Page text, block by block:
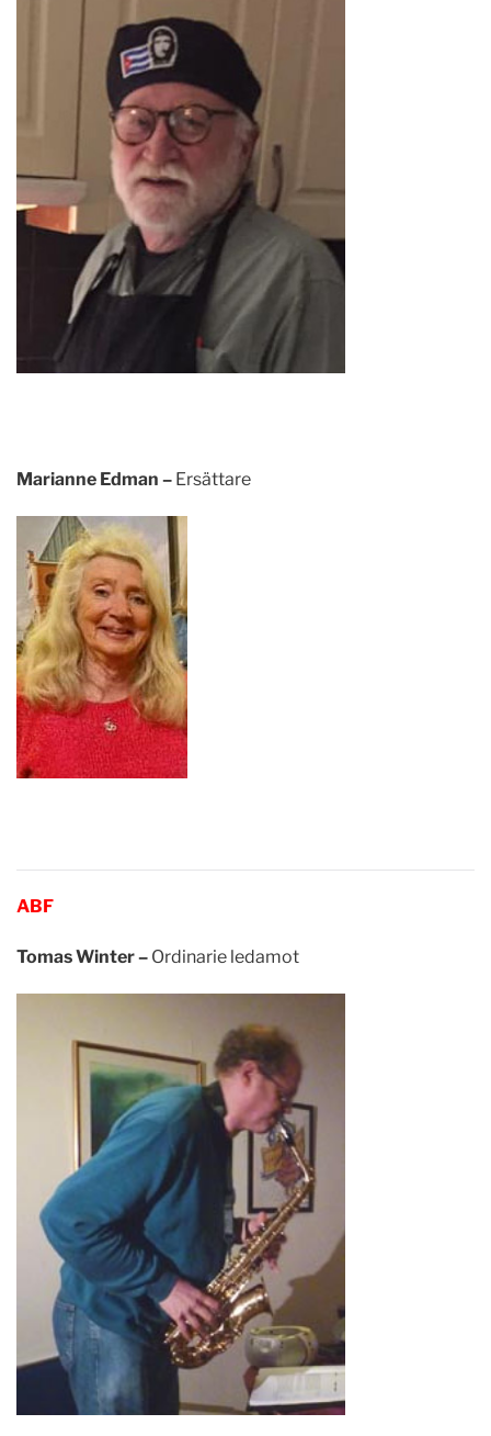
Marianne Edman – Ersättare
ABF
Tomas Winter – Ordinarie ledamot